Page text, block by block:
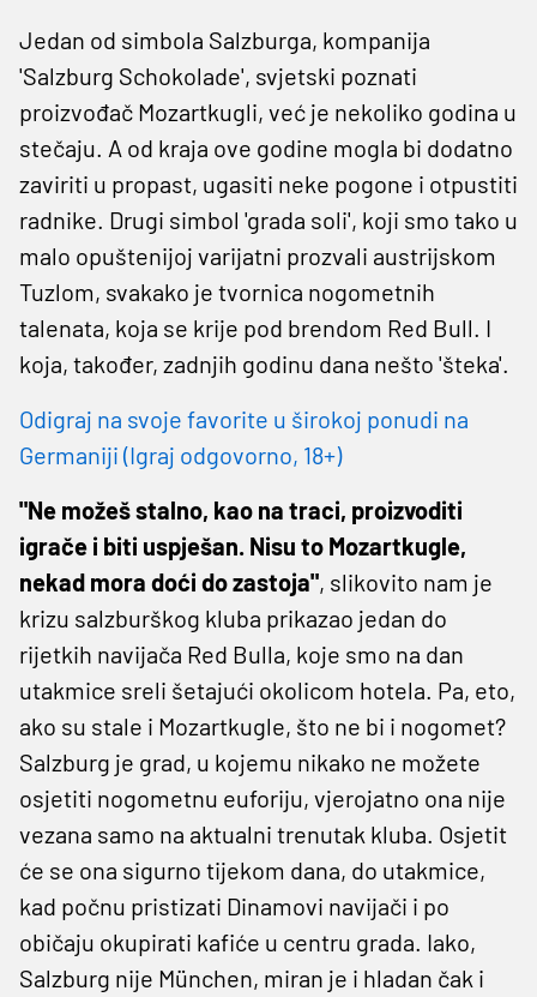
Jedan od simbola Salzburga, kompanija
'Salzburg Schokolade', svjetski poznati
proizvođač Mozartkugli, već je nekoliko godina u
stečaju. A od kraja ove godine mogla bi dodatno
zaviriti u propast, ugasiti neke pogone i otpustiti
radnike. Drugi simbol 'grada soli', koji smo tako u
malo opuštenijoj varijatni prozvali austrijskom
Tuzlom, svakako je tvornica nogometnih
talenata, koja se krije pod brendom Red Bull. I
koja, također, zadnjih godinu dana nešto 'šteka'.
Odigraj na svoje favorite u širokoj ponudi na
Germaniji (Igraj odgovorno, 18+)
"Ne možeš stalno, kao na traci, proizvoditi
igrače i biti uspješan. Nisu to Mozartkugle,
nekad mora doći do zastoja", slikovito nam je
krizu salzburškog kluba prikazao jedan do
rijetkih navijača Red Bulla, koje smo na dan
utakmice sreli šetajući okolicom hotela. Pa, eto,
ako su stale i Mozartkugle, što ne bi i nogomet?
Salzburg je grad, u kojemu nikako ne možete
osjetiti nogometnu euforiju, vjerojatno ona nije
vezana samo na aktualni trenutak kluba. Osjetit
će se ona sigurno tijekom dana, do utakmice,
kad počnu pristizati Dinamovi navijači i po
običaju okupirati kafiće u centru grada. Iako,
Salzburg nije München, miran je i hladan čak i